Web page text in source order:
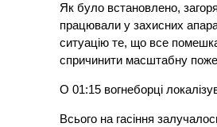
Як було встановлено,
працювали у захисних
ситуацію те, що все
спричинити масштабну
О 01:15 вогнеборці
Всього на гасіння